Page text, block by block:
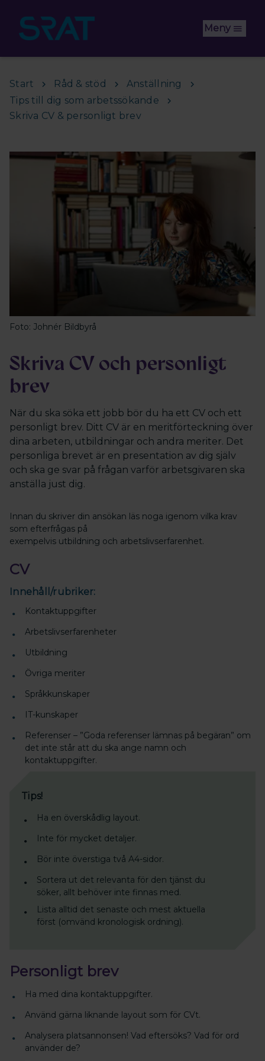
Meny
Start Råd & stöd
Anställning
Tips till dig som arbetssökande
Skriva CV & personligt brev
Foto: Johnér Bildbyrå
Skriva CV och personligt
brev
När du ska söka ett jobb bör du ha ett CV och ett
personligt brev. Ditt CV är en meritförteckning över
dina arbeten, utbildningar och andra meriter. Det
personliga brevet är en presentation av dig själv
och ska ge svar på frågan varför arbetsgivaren ska
anställa just dig.
Innan du skriver din ansökan läs noga igenom vilka krav
som efterfrågas på
exempelvis utbildning och arbetslivserfarenhet.
CV
Innehåll/rubriker:
Kontaktuppgifter
Arbetslivserfarenheter
Utbildning
Övriga meriter
Språkkunskaper
IT-kunskaper
Referenser – ”Goda referenser lämnas på begäran” om
det inte står att du ska ange namn och
kontaktuppgifter.
Tips!
Ha en överskådlig layout.
Inte för mycket detaljer.
Bör inte överstiga två A4-sidor.
Sortera ut det relevanta för den tjänst du
söker, allt behöver inte finnas med.
Lista alltid det senaste och mest aktuella
först (omvänd kronologisk ordning).
Personligt brev
Ha med dina kontaktuppgifter.
Använd gärna liknande layout som för CVt.
Analysera platsannonsen! Vad eftersöks? Vad för ord
använder de?